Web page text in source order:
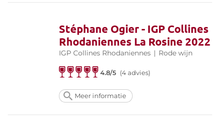
Stéphane Ogier - IGP Collines
Rhodaniennes La Rosine 2022
IGP Collines Rhodaniennes | Rode wijn
4.8/5 (4 advies)
Meer informatie